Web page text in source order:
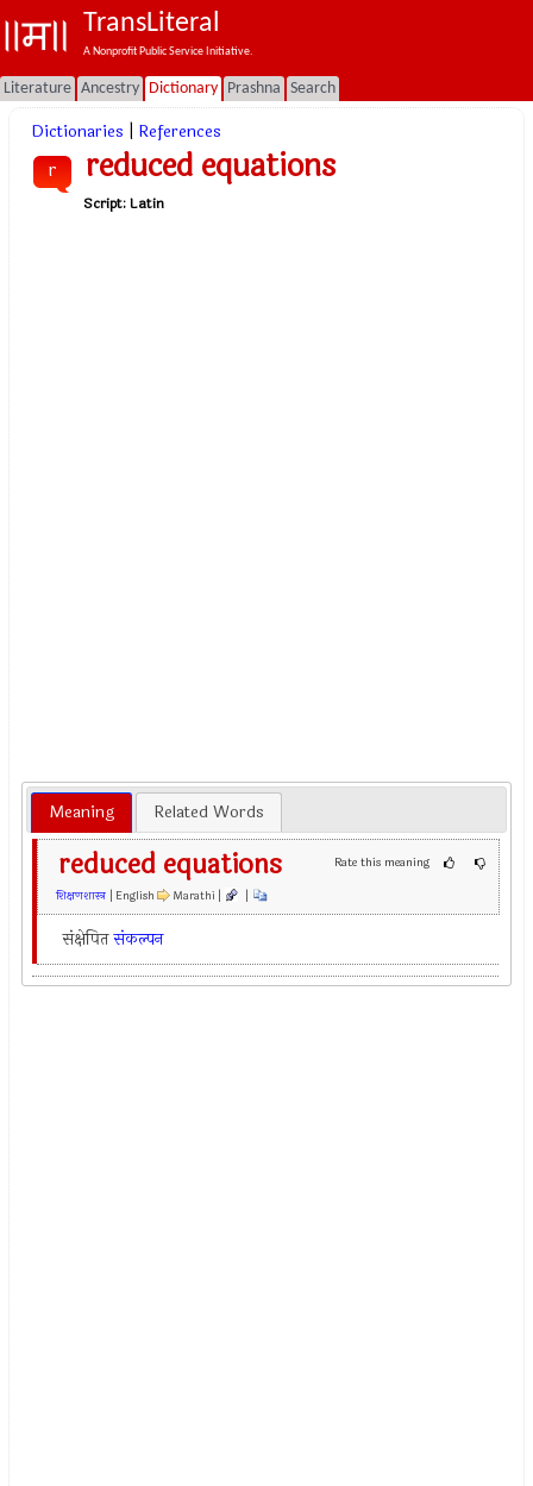
TransLiteral
A Nonprofit Public Service Initiative.
Literature Ancestry Dictionary Prashna Search
Dictionaries References
r reduced equations
Script:Latin
Meaning Related Words
Rate this meaning
reduced equations
शिक्षणशास्त्र | English Marathi | |
संक्षेपितसंकल्पन